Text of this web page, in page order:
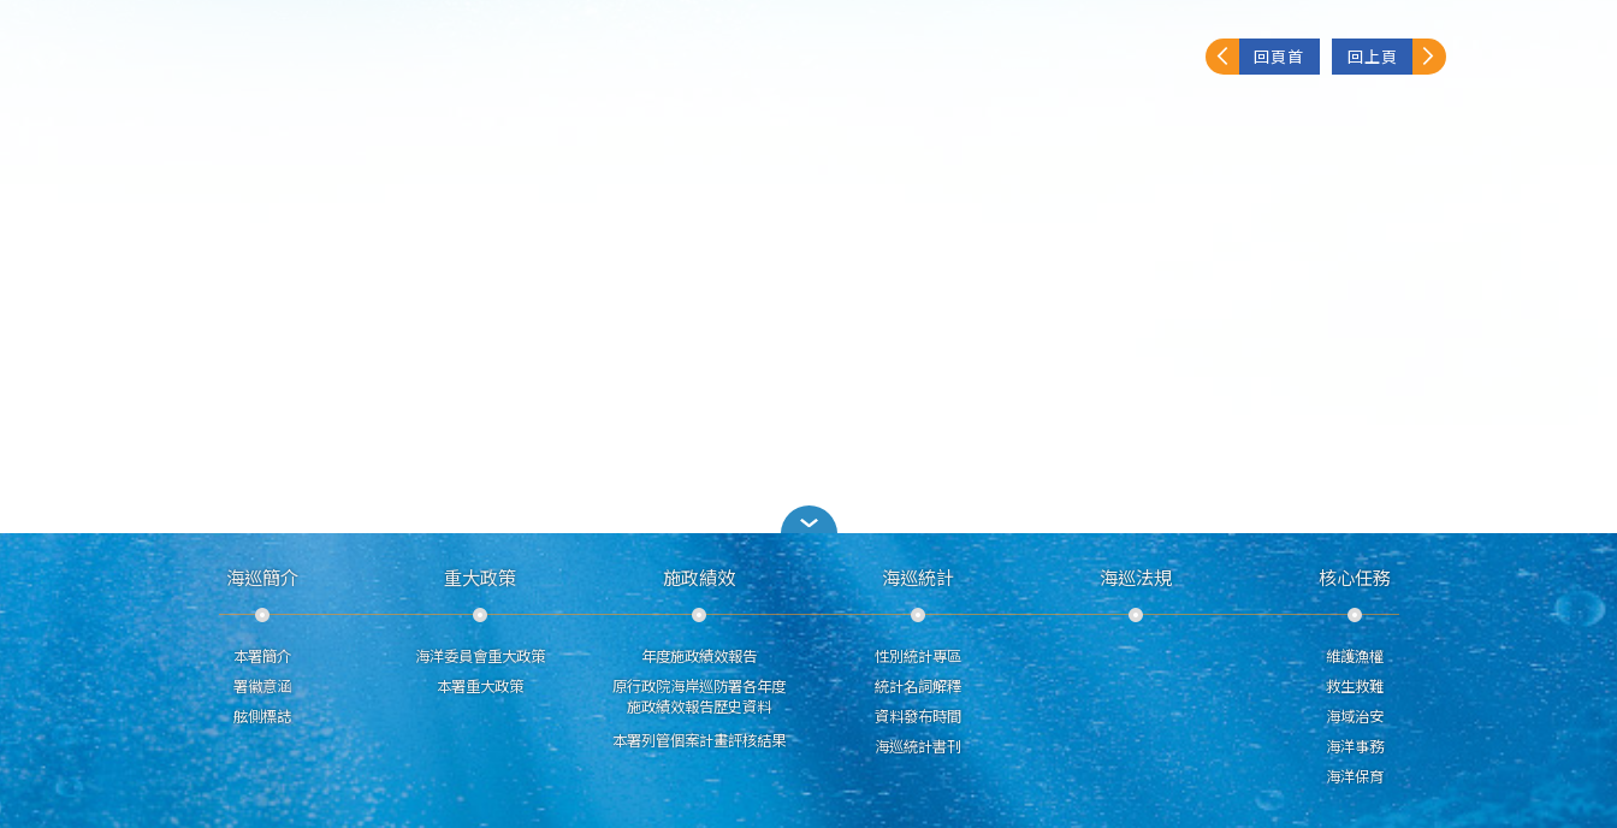
回頁首 回上頁
海巡簡介
本署簡介
署徽意涵
舷側標誌
重大政策
海洋委員會重大政策
本署重大政策
施政績效
年度施政績效報告
原行政院海岸巡防署各年度
施政績效報告歷史資料
本署列管個案計畫評核結果
海巡統計
性別統計專區
統計名詞解釋
資料發布時間
海巡統計書刊
海巡法規 核心任務
維護漁權
救生救難
海域治安
海洋事務
海洋保育